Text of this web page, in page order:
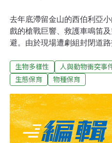
去年底滯留金山的西伯利亞
戲的槍戰巨響、救護車鳴笛
避。由於現場遭劇組封閉道
台灣，在新北市金山清水溼
多鳥友的注意，以及生態保
行長邱銘源表示，「很誇張
聘僱的保全莊先生離開現場
要拍戲，但沒申請路權，本
至下午，只能請金山警分局
生物多樣性 人與動物衝突事
生態保育
物種保育